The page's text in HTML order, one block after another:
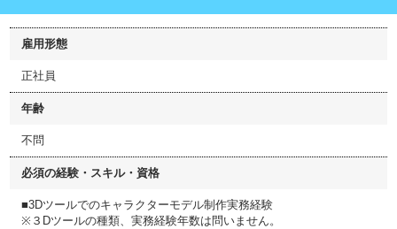
雇用形態
正社員
年齢
不問
必須の経験・スキル・資格
■3Dツールでのキャラクターモデル制作実務経験
※３Dツールの種類、実務経験年数は問いません。